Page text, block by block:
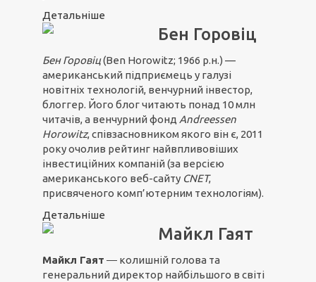
Детальніше
Бен Горовіц
Бен Горовіц(Ben Horowitz; 1966 р.н.) —
американський підприємець у галузі
новітніх технологій, венчурний інвестор,
блоггер. Його блог читають понад 10 млн
читачів, а венчурний фонд Andreessen
Horowitz, співзасновником якого він є, 2011
року очолив рейтинг найвпливовіших
інвестиційних компаній (за версією
американського веб-сайту CNET,
присвяченого комп’ютерним технологіям).
Детальніше
Майкл Гаят
Майкл Гаят ― колишній голова та
генеральний директор найбільшого в світі